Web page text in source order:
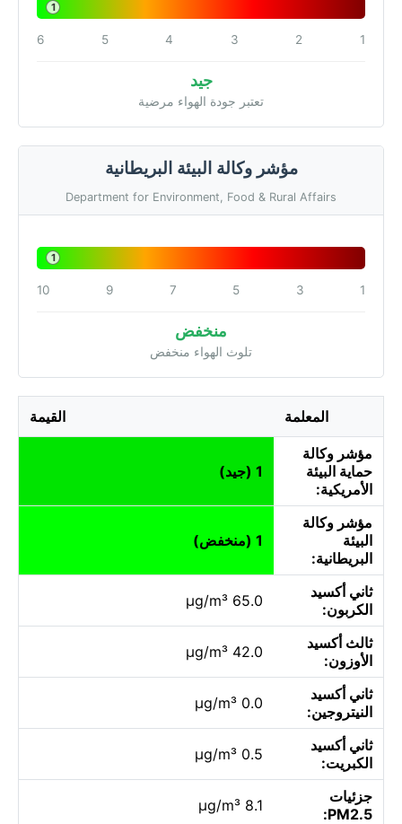
1
1
2
3
4
5
6
جيد
تعتبر جودة الهواء مرضية
مؤشر وكالة البيئة البريطانية
Department for Environment, Food & Rural Affairs
1
1
3
5
7
9
10
منخفض
تلوث الهواء منخفض
المعلمة القيمة
مؤشر وكالة
حماية البيئة
الأمريكية:
1 (جيد)
مؤشر وكالة
البيئة
البريطانية:
1 (منخفض)
ثاني أكسيد
الكربون:
65.0 µg/m³
ثالث أكسيد
الأوزون:
42.0 µg/m³
ثاني أكسيد
النيتروجين:
0.0 µg/m³
ثاني أكسيد
الكبريت:
0.5 µg/m³
جزئيات
PM2.5:
8.1 µg/m³